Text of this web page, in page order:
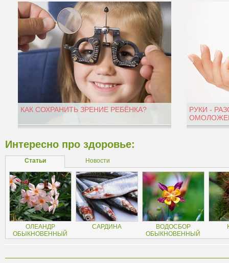
КАК СОХРАНИТЬ ЗРЕНИЕ РЕБЁНКА?
РУКИ -
Интересно про здоровье:
Статьи Новости
ОЛЕАНДР
ОБЫКНОВЕННЫЙ
САРДИНА
ВОДОСБОР
ОБЫКНОВЕННЫЙ